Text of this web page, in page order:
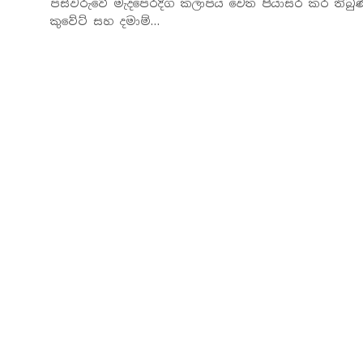
පස්වරුවේ මැදපෙරදිග කලාපය වෙත පියාසර කර
කුවේට් සහ දමාම්…